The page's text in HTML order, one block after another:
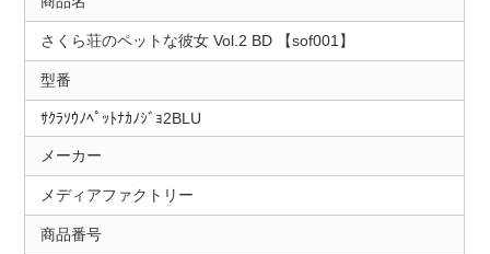
さくら荘のペットな彼女 Vol.2 BD 【sof001】
型番
ｻｸﾗｿｳﾉﾍﾟｯﾄﾅｶﾉｼﾞｮ2BLU
メーカー
メディアファクトリー
商品番号